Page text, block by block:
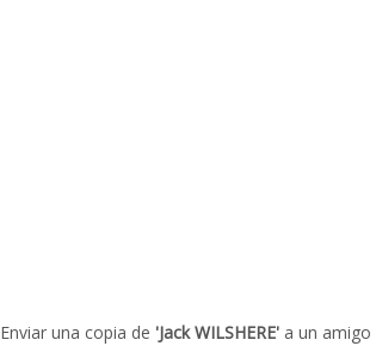
Enviar una copia de 'Jack WILSHERE'a un amigo